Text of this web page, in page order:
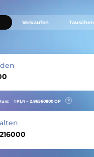
Verkaufen Tauschen
1 PLN ~ 2.86560800 OP